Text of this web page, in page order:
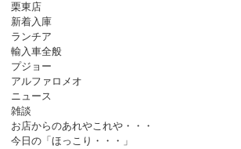
栗東店
新着入庫
ランチア
輸入車全般
プジョー
アルファロメオ
ニュース
雑談
お店からのあれやこれや・・・
今日の「ほっこり・・・」